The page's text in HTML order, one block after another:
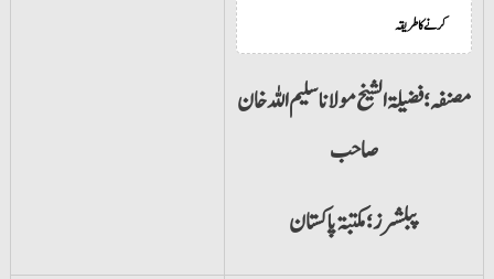
کرنے کا طریقہ
مصنفہ؛فضیلۃ الشیخ مولانا سلیم اللہ خان
صاحب
پبلشرز؛مکتبۃ پاکستان